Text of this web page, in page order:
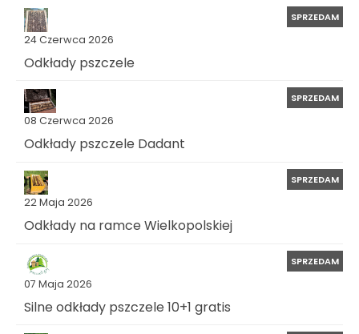
24 Czerwca 2026
SPRZEDAM
Odkłady pszczele
08 Czerwca 2026
SPRZEDAM
Odkłady pszczele Dadant
22 Maja 2026
SPRZEDAM
Odkłady na ramce Wielkopolskiej
07 Maja 2026
SPRZEDAM
Silne odkłady pszczele 10+1 gratis